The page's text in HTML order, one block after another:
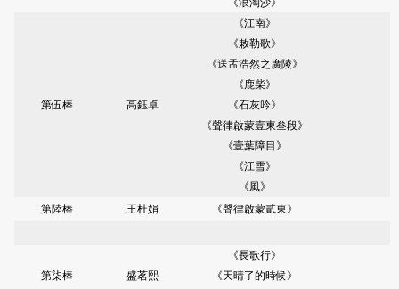
《浪淘沙》
第伍棒 高鈺卓
《江南》
《敕勒歌》
《送孟浩然之廣陵》
《鹿柴》
《石灰吟》
《聲律啟蒙壹東叁段》
《壹葉障目》
《江雪》
《風》
第陸棒
王杜娟 《聲律啟蒙貳東》
第柒棒 盛茗熙
《長歌行》
《天晴了的時候》